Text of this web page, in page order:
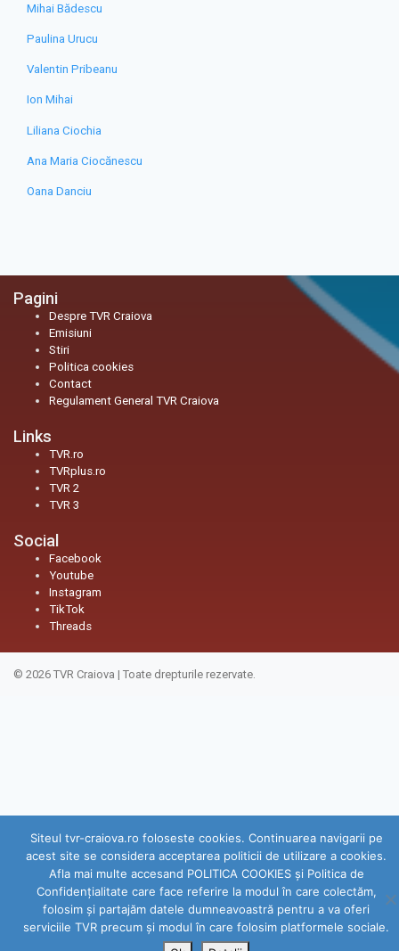
Mihai Bădescu
Paulina Urucu
Valentin Pribeanu
Ion Mihai
Liliana Ciochia
Ana Maria Ciocănescu
Oana Danciu
Pagini
Despre TVR Craiova
Emisiuni
Stiri
Politica cookies
Contact
Regulament General TVR Craiova
Links
TVR.ro
TVRplus.ro
TVR 2
TVR 3
Social
Facebook
Youtube
Instagram
TikTok
Threads
© 2026 TVR Craiova | Toate drepturile rezervate.
Siteul tvr-craiova.ro foloseste cookies. Continuarea navigarii pe
acest site se considera acceptarea politicii de utilizare a cookies.
Afla mai multe accesand POLITICA COOKIES și Politica de
Confidenţialitate care face referire la modul în care colectăm,
folosim şi partajăm datele dumneavoastră pentru a va oferi
serviciile TVR precum şi modul în care folosim platformele sociale.